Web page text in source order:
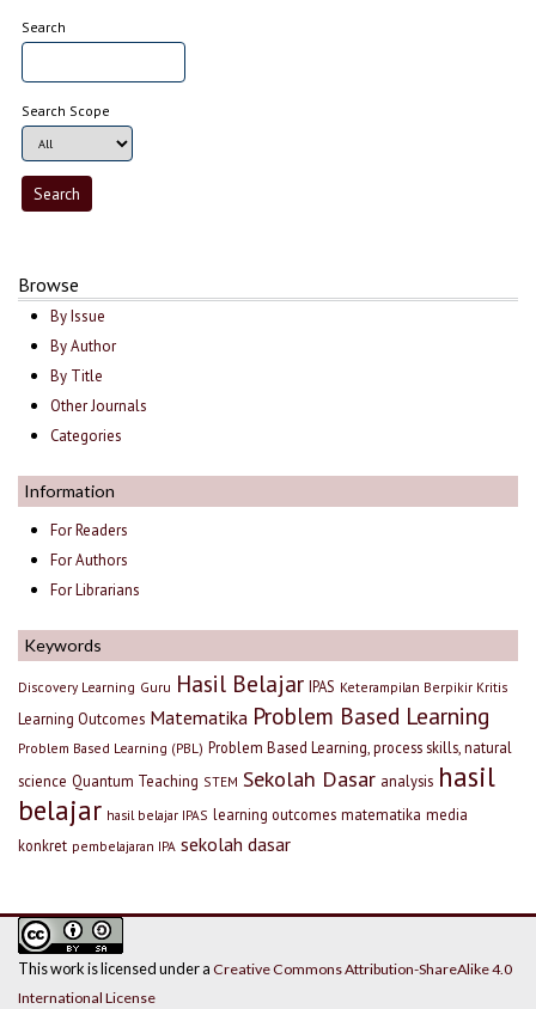
Search
Search Scope
Browse
By Issue
By Author
By Title
Other Journals
Categories
Information
For Readers
For Authors
For Librarians
Keywords
Discovery Learning Guru Hasil Belajar IPAS Keterampilan Berpikir Kritis
Learning Outcomes Matematika Problem Based Learning
Problem Based Learning (PBL) Problem Based Learning, process skills, natural
science Quantum Teaching STEM Sekolah Dasar analysis hasil
belajar hasil belajar IPAS learning outcomes matematika media
konkret pembelajaran IPA sekolah dasar
This work is licensed under a Creative Commons Attribution-ShareAlike 4.0
International License